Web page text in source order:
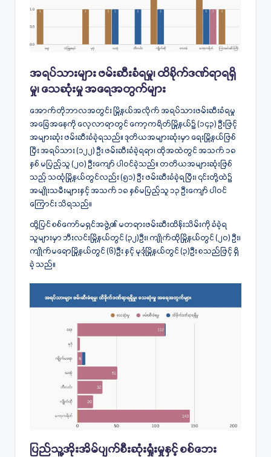
အရပ်သားများ ဖမ်းဆီးခံရမှု၊ ထိခိုက်ဒဏ်ရာရရှိ
မှု၊ သေဆုံးမှု အရေအတွက်များ
အောက်တိုဘာလအတွင်း မြို့နယ်အလိုက် အရပ်သားဖမ်းဆီးခံရမှု
အခြေအနေကို လေ့လာရာတွင် ကော့ကရိတ်မြို့နယ်၌ (၁၄၃) ဦးဖြင့်
အများဆုံး ဖမ်းဆီးခံခဲ့ရသည်။ ဒုတိယအများဆုံးမှာ ရေးမြို့နယ်ဖြစ်
ပြီး အရပ်သား (၁၂၂) ဦး ဖမ်းဆီးခံခဲ့ရရာ၊ ထိုအထဲတွင် အသက် ၁၈
နှစ် မပြည့်သူ (၂၀) ဦးကျော် ပါဝင်ခဲ့သည်။ တတိယအများဆုံးဖြစ်
သည့် သထုံမြို့နယ်တွင်လည်း (၅၁) ဦး ဖမ်းဆီးခံခဲ့ရပြီး၊ ၎င်းတို့ထဲ၌
အမျိုးသမီးများနှင့် အသက် ၁၈ နှစ်မပြည့်သူ ၁၃ ဦးကျော် ပါဝင်
ကြောင်း သိရသည်။
ထို့ပြင် စစ်ကော်မရှင်အဖွဲ့၏ မတရားဖမ်းဆီးထိန်းသိမ်းကို ခံခဲ့ရ
သူများမှာ ဘီးလင်းမြို့နယ်တွင် (၃၂)ဦး၊ ကျိုက်ထိုမြို့နယ်တွင် (၂၀) ဦး၊
ကျိုက်မရောမြို့နယ်တွင် (၆)ဦး နှင့် မုဒုံမြို့နယ်တွင် (၃)ဦး စသည်ဖြင့် ရှိ
ခဲ့ သည်။
ပြည်သူ့အိုးအိမ်ပျက်စီးဆုံးရှုံးမှုနှင့် စစ်ဘေး